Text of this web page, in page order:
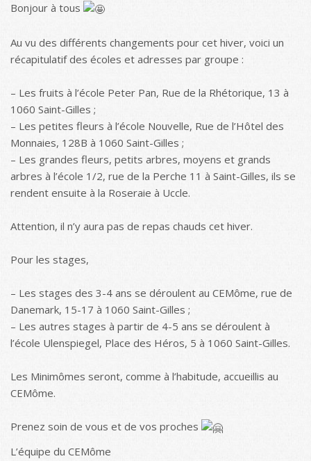
Bonjour à tous
Au vu des différents changements pour cet hiver, voici un
récapitulatif des écoles et adresses par groupe :
– Les fruits à l’école Peter Pan, Rue de la Rhétorique, 13 à
1060 Saint-Gilles ;
– Les petites fleurs à l’école Nouvelle, Rue de l’Hôtel des
Monnaies, 128B à 1060 Saint-Gilles ;
– Les grandes fleurs, petits arbres, moyens et grands
arbres à l’école 1/2, rue de la Perche 11 à Saint-Gilles, ils se
rendent ensuite à la Roseraie à Uccle.
Attention, il n’y aura pas de repas chauds cet hiver.
Pour les stages,
– Les stages des 3-4 ans se déroulent au CEMôme, rue de
Danemark, 15-17 à 1060 Saint-Gilles ;
– Les autres stages à partir de 4-5 ans se déroulent à
l’école Ulenspiegel, Place des Héros, 5 à 1060 Saint-Gilles.
Les Minimômes seront, comme à l’habitude, accueillis au
CEMôme.
Prenez soin de vous et de vos proches
L’équipe du CEMôme